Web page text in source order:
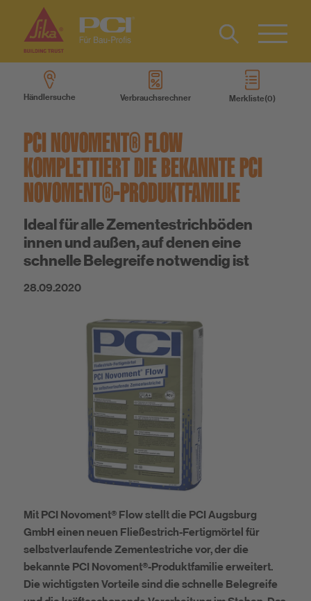
Produktsysteme
Services
Wissen
Über uns
Nachhaltigkeit
Type 2 or
more
Händlersuche Verbrauchsrechner Merkliste
Kontakt
EN
PCI NOVOMENT® FLOW
KOMPLETTIERT DIE BEKANNTE PCI
NOVOMENT®-PRODUKTFAMILIE
Ideal für alle Zementestrichböden
innen und außen, auf denen eine
schnelle Belegreife notwendig ist
28.09.2020
Mit PCI Novoment® Flow stellt die PCI Augsburg
GmbH einen neuen Fließestrich-Fertigmörtel für
selbstverlaufende Zementestriche vor, der die
bekannte PCI Novoment®-Produktfamilie erweitert.
Die wichtigsten Vorteile sind die schnelle Belegreife